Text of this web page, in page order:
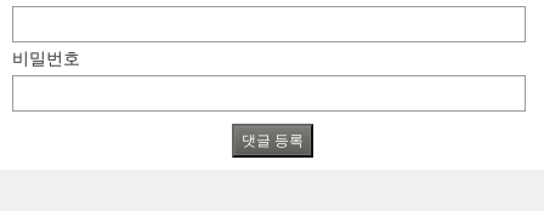
비밀번호